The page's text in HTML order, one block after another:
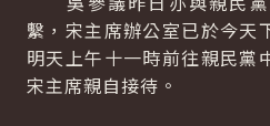
繫，宋主席辦公室已於今天
明天上午十一時前往親民黨
宋主席親自接待。